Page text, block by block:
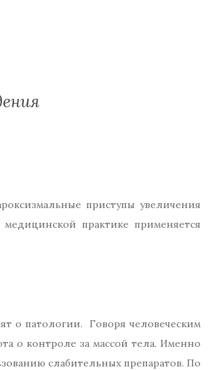
приступы увеличения
практике применяется
о патологии. Говоря человеческим
о контроле за массой тела. Именно
слабительных препаратов. По